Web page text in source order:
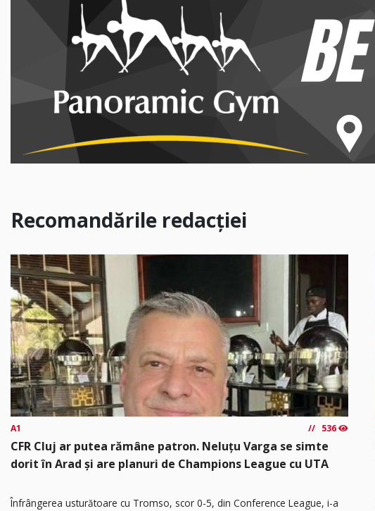
Recomandările redacției
A1 536
CFR Cluj ar putea rămâne patron. Neluțu Varga se simte
dorit în Arad și are planuri de Champions League cu UTA
Înfrângerea usturătoare cu Tromso, scor 0-5, din Conference League, i-a